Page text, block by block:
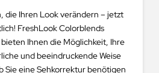
die Ihren Look verändern – jetzt
FreshLook Colorblends
Ihnen die Möglichkeit, Ihre
und beeindruckende Weise
Sie eine Sehkorrektur benötigen